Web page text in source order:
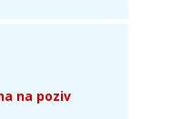
na poziv